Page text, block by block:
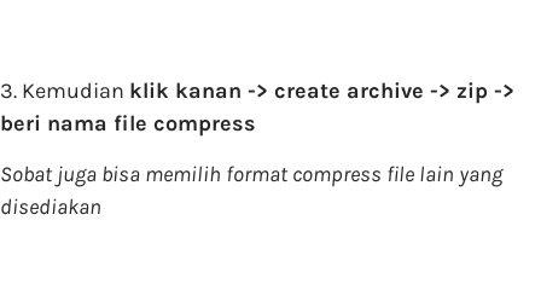
3. Kemudian klik kanan -> create archive -> zip ->
beri nama file compress
Sobat juga bisa memilih format compress file lain yang
disediakan